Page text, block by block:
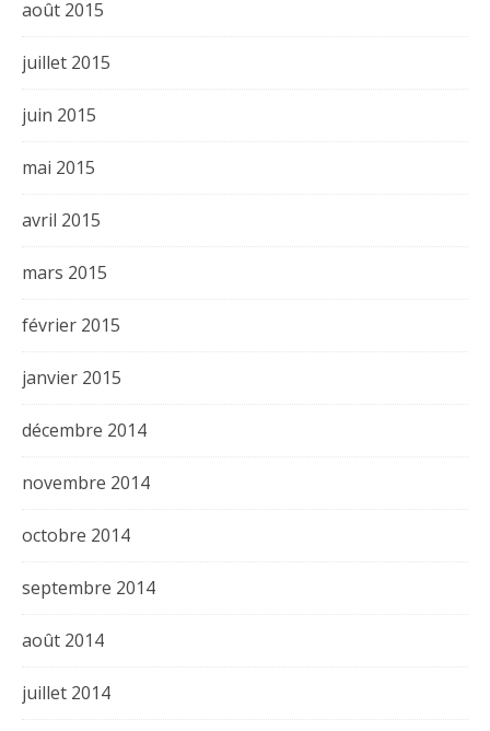
août 2015
juillet 2015
juin 2015
mai 2015
avril 2015
mars 2015
février 2015
janvier 2015
décembre 2014
novembre 2014
octobre 2014
septembre 2014
août 2014
juillet 2014